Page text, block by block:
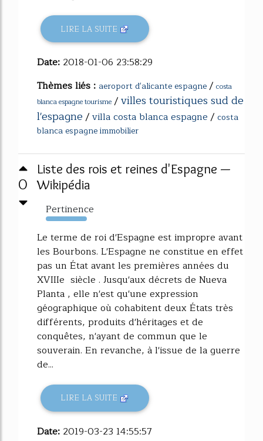
LIRE LA SUITE
Date: 2018-01-06 23:58:29
Thèmes liés : aeroport d'alicante espagne/ costa
blanca espagne tourisme /villes touristiques sud de
l'espagne/villa costa blanca espagne/ costa
blanca espagne immobilier
0
Liste des rois et reines d'Espagne —
Wikipédia
Pertinence
363%
Le terme de roi d'Espagne est impropre avant
les Bourbons. L'Espagne ne constitue en effet
pas un État avant les premières années du
XVIIIe siècle . Jusqu'aux décrets de Nueva
Planta , elle n'est qu'une expression
géographique où cohabitent deux États très
différents, produits d'héritages et de
conquêtes, n'ayant de commun que le
souverain. En revanche, à l'issue de la guerre
de...
LIRE LA SUITE
Date: 2019-03-23 14:55:57